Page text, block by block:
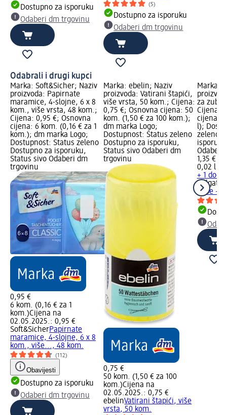
Dostupno za isporuku
Odaberi dm trgovinu
(5)
Dostupno za isporuku
Odaberi dm trgovinu
Odabrali i drugi kupci
Marka: Soft&Sicher; Naziv
proizvoda: Papirnate
maramice, 4-slojne, 6 x 8
kom., više vrsta, 48 kom.;
Cijena: 0,95 €; Osnovna
cijena: 6 kom. (0,16 € za 1
kom.); dm marka Logo;
Dostupnost: Status zeleno
Dostupno za isporuku,
Status sivo Odaberi dm
trgovinu
0,95 €
6 kom. (0,16 € za 1
kom.)Cijena na
02.05.2025.: 0,95 €
Soft&SicherPapirnate
maramice, 4-slojne, 6 x 8
kom., više..., 48 kom.
(112)
Obavijesti
Dostupno za isporuku
Odaberi dm trgovinu
Marka: ebelin; Naziv
proizvoda: Vatirani štapići,
više vrsta, 50 kom.; Cijena:
0,75 €; Osnovna cijena: 50
kom. (1,50 € za 100 kom.);
dm marka Logo;
Dostupnost: Status zeleno
Dostupno za isporuku,
Status sivo Odaberi dm
trgovinu
0,75 €
50 kom. (1,50 € za 100
kom.)Cijena na
02.05.2025.: 0,75 €
ebelinVatirani štapići, više
vrsta, 50 kom.
Marka:
za zube
Cijena:
cijena:
l);
zeleno
Odaberi
1,35 €
0,02 l
+ 1
Colgate
zube –